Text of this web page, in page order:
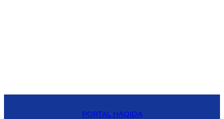
PORTAL HAQIDA